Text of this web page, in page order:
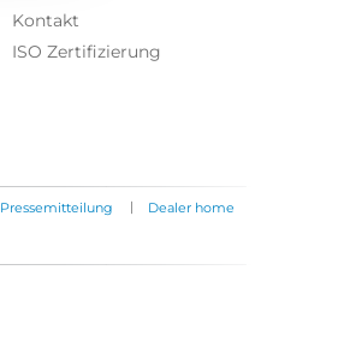
Kontakt
ISO Zertifizierung
Pressemitteilung | Dealer home